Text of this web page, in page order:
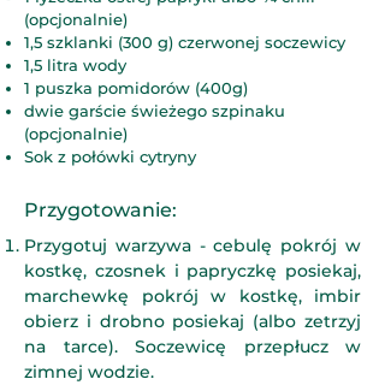
(opcjonalnie)
1,5 szklanki (300 g) czerwonej soczewicy
1,5 litra wody
1 puszka pomidorów (400g)
dwie garście świeżego szpinaku
(opcjonalnie)
Sok z połówki cytryny
Przygotowanie:
Przygotuj warzywa - cebulę pokrój w
kostkę, czosnek i papryczkę posiekaj,
marchewkę pokrój w kostkę, imbir
obierz i drobno posiekaj (albo zetrzyj
na tarce). Soczewicę przepłucz w
zimnej wodzie.